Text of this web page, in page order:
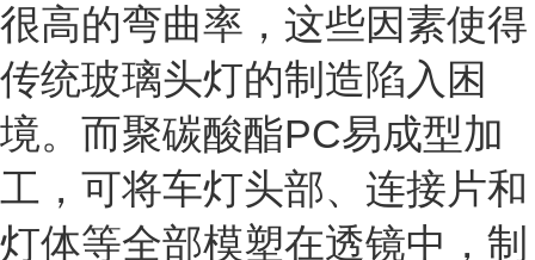
很高的弯曲率，这些因素使得
传统玻璃头灯的制造陷入困
境。而聚碳酸酯PC易成型加
工，可将车灯头部、连接片和
灯体等全部模塑在透镜中，制